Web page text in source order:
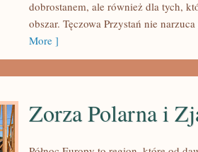
dobrostanem, ale również dla tych,
obszar. Tęczowa Przystań nie
More ]
Zorza Polarna i